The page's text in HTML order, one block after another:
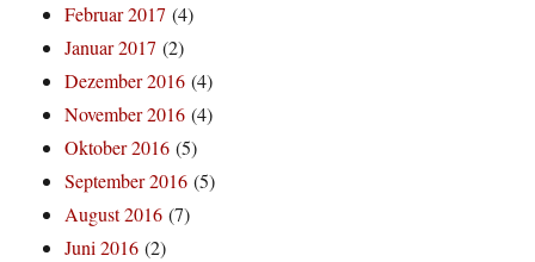
Februar 2017 (4)
Januar 2017 (2)
Dezember 2016 (4)
November 2016 (4)
Oktober 2016 (5)
September 2016 (5)
August 2016 (7)
Juni 2016 (2)